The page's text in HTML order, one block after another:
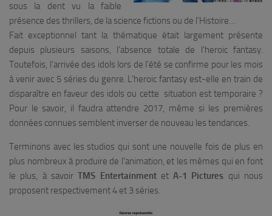
sous la dent vu la faible
présence des thrillers, de la science fictions ou de l’Histoire…
Fait exceptionnel tant la thématique était largement présente
depuis plusieurs saisons, l’absence totale de l’heroic fantasy.
Toutefois, l’arrivée des idols lors de l’été se confirme pour les mois
à venir avec 5 séries du genre. L’heroic fantasy est-elle en train de
disparaître en faveur des idols ou cette situation est temporaire ?
Pour le savoir, il faudra attendre 2017, même si les premières
données connues semblent inverser de nouveau les tendances.
Terminons avec les studios qui sont une nouvelle fois de plus en
plus nombreux à produire de l’animation, et les mêmes qui en font
le plus, à savoirTMS EntertainmentetA-1 Pictures qui nous
proposent respectivement 4 et 3 séries.